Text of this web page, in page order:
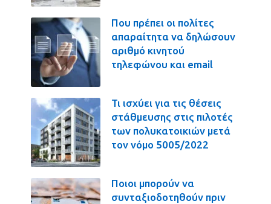
Που πρέπει οι πολίτες
απαραίτητα να δηλώσουν
αριθμό κινητού
τηλεφώνου και email
Τι ισχύει για τις θέσεις
στάθμευσης στις πιλοτές
των πολυκατοικιών μετά
τον νόμο 5005/2022
Ποιοι μπορούν να
συνταξιοδοτηθούν πριν